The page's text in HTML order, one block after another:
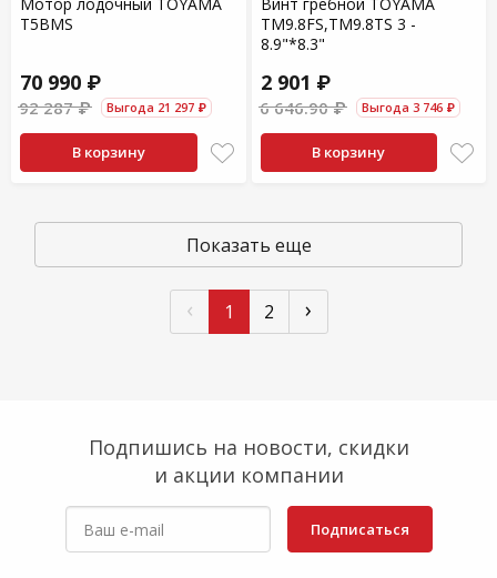
T5BMS
70 990 ₽
92 287 ₽ Выгода 21 297 ₽
В корзину
TM9.8FS,TM9.8TS 3 -
8.9"*8.3"
2 901 ₽
6 646.90 ₽ Выгода 3 746 ₽
В корзину
Показать еще
‹ 1 2 ›
Подпишись на новости, скидки
и акции компании
Подписаться